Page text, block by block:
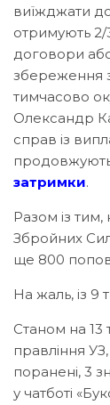
виїжджати
отримують 2/
договори
збереження
тимчасово
Олександр
справ із
затримки.
Разом із
Збройних Сил
ще 800
На жаль, із 9
Станом на 13
правління
поранені, 3
у чатботі